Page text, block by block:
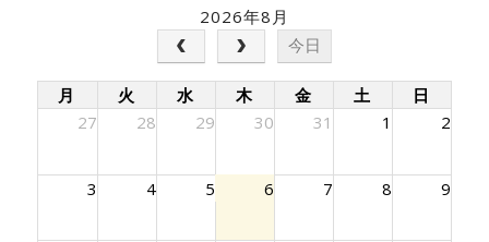
2026年8月
今日
月 火 水 木 金 土
日
27
28 29 30 31 1 2
3 4 5 6 7 8 9